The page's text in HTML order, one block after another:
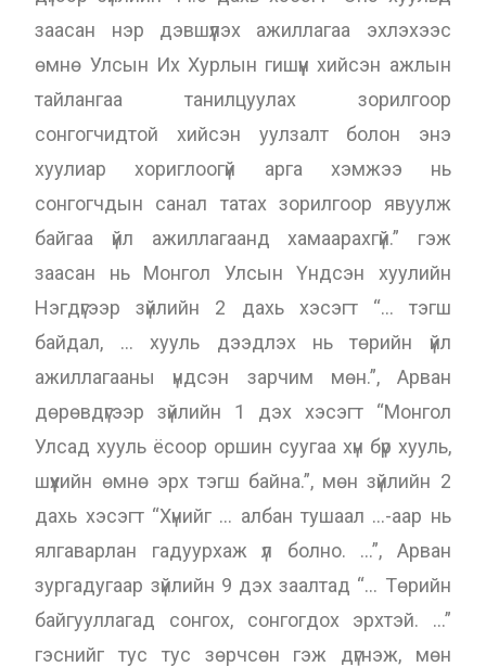
заасан нэр дэвшүүлэх ажиллагаа эхлэхээс
өмнө Улсын Их Хурлын гишүүн хийсэн ажлын
тайлангаа танилцуулах зорилгоор
сонгогчидтой хийсэн уулзалт болон энэ
хуулиар хориглоогүй арга хэмжээ нь
сонгогчдын санал татах зорилгоор явуулж
байгаа үйл ажиллагаанд хамаарахгүй.” гэж
заасан нь Монгол Улсын Үндсэн хуулийн
Нэгдүгээр зүйлийн 2 дахь хэсэгт “… тэгш
байдал, … хууль дээдлэх нь төрийн үйл
ажиллагааны үндсэн зарчим мөн.”, Арван
дөрөвдүгээр зүйлийн 1 дэх хэсэгт “Монгол
Улсад хууль ёсоор оршин суугаа хүн бүр хууль,
шүүхийн өмнө эрх тэгш байна.”, мөн зүйлийн 2
дахь хэсэгт “Хүнийг … албан тушаал …-аар нь
ялгаварлан гадуурхаж үл болно. …”, Арван
зургадугаар зүйлийн 9 дэх заалтад “… Төрийн
байгууллагад сонгох, сонгогдох эрхтэй. …”
гэснийг тус тус зөрчсөн гэж дүгнэж, мөн